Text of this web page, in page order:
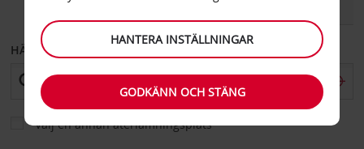
BIL
HÄMTA FRÅN
Välj en annan återlämningsplats
HANTERA INSTÄLLNINGAR
GODKÄNN OCH STÄNG